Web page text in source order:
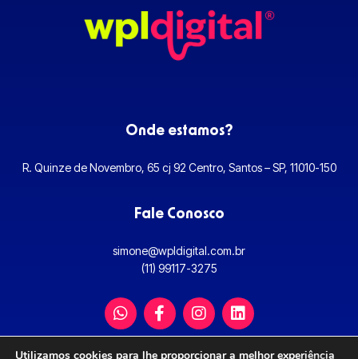
Onde estamos?
R. Quinze de Novembro, 65 cj 92 Centro, Santos – SP, 11010-150
Fale Conosco
simone@wpldigital.com.br
(11) 99117-3275
W
h
a
t
F
a
c
e
I
n
s
t
L
i
n
k
Utilizamos cookies para lhe proporcionar a melhor experiência